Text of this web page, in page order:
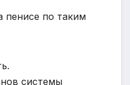
пенисе по таким
системы